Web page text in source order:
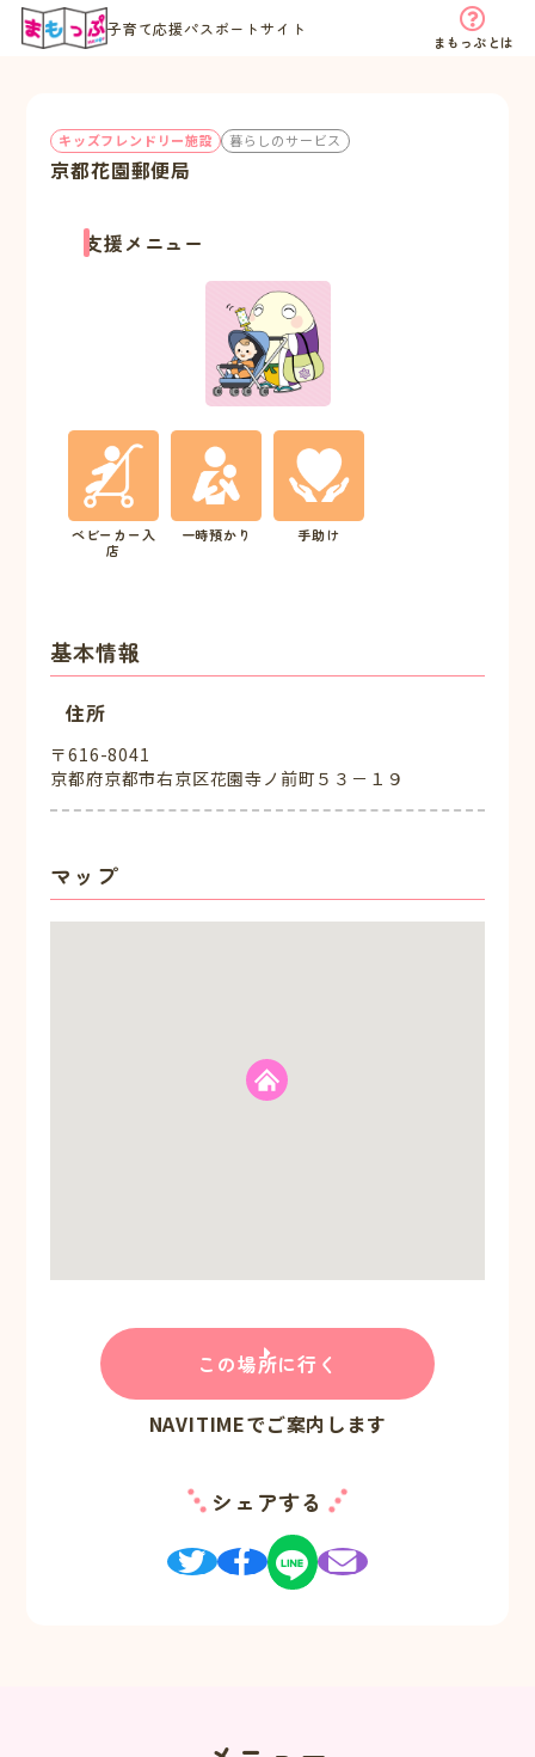
子育て応援パスポートサイト
まもっぷとは
キッズフレンドリー施設 暮らしのサービス
京都花園郵便局
支援メニュー
ベビーカー入
店
一時預かり 手助け
基本情報
住所
〒616-8041
京都府京都市右京区花園寺ノ前町５３－１９
マップ
この場所に行く
NAVITIMEでご案内します
シェアする